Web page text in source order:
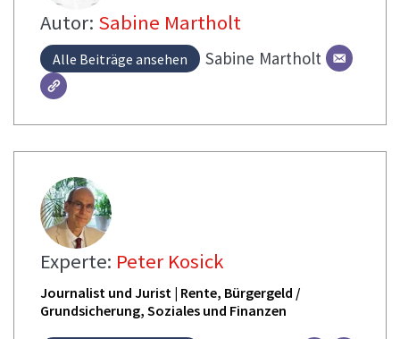
Autor: Sabine Martholt
Alle Beiträge ansehen Sabine Martholt
Experte: Peter Kosick
Journalist und Jurist | Rente, Bürgergeld /
Grundsicherung, Soziales und Finanzen